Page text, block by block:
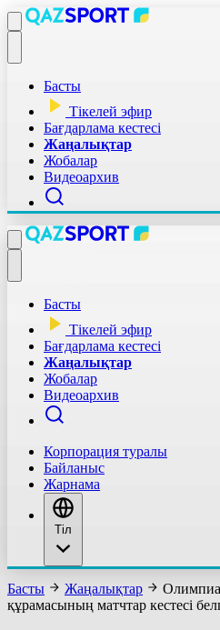
Басты
Тікелей эфир
Бағдарлама кестесі
Жаңалықтар
Жобалар
Видеоархив
Басты
Тікелей эфир
Бағдарлама кестесі
Жаңалықтар
Жобалар
Видеоархив
Корпорация туралы
Байланыс
Жарнама
Тіл
Басты Жаңалықтар
құрамасының матчтар кестесі